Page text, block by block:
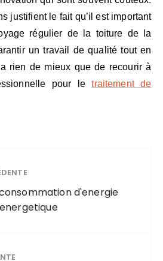
justifient le fait qu’il est important
régulier de la toiture de la
un travail de qualité tout en
rien de mieux que de recourir à
pour letraitement de
d'energie